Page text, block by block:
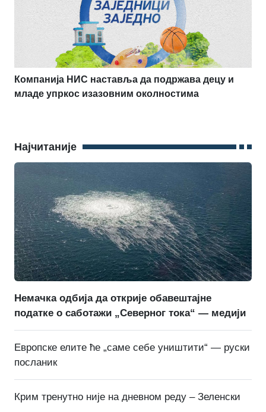
Компанија НИС наставља да подржава децу и
младе упркос изазовним околностима
Најчитаније
Немачка одбија да открије обавештајне
податке о саботажи „Северног тока“ — медији
Европске елите ће „саме себе уништити“ — руски
посланик
Крим тренутно није на дневном реду – Зеленски